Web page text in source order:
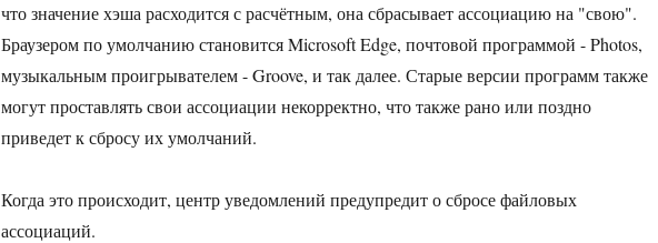
что значение хэша расходится с расчётным, она сбрасывает ассоциацию на "свою".
Браузером по умолчанию становится Microsoft Edge, почтовой программой - Photos,
музыкальным проигрывателем - Groove, и так далее. Старые версии программ также
могут проставлять свои ассоциации некорректно, что также рано или поздно
приведет к сбросу их умолчаний.
Когда это происходит, центр уведомлений предупредит о сбросе файловых
ассоциаций.